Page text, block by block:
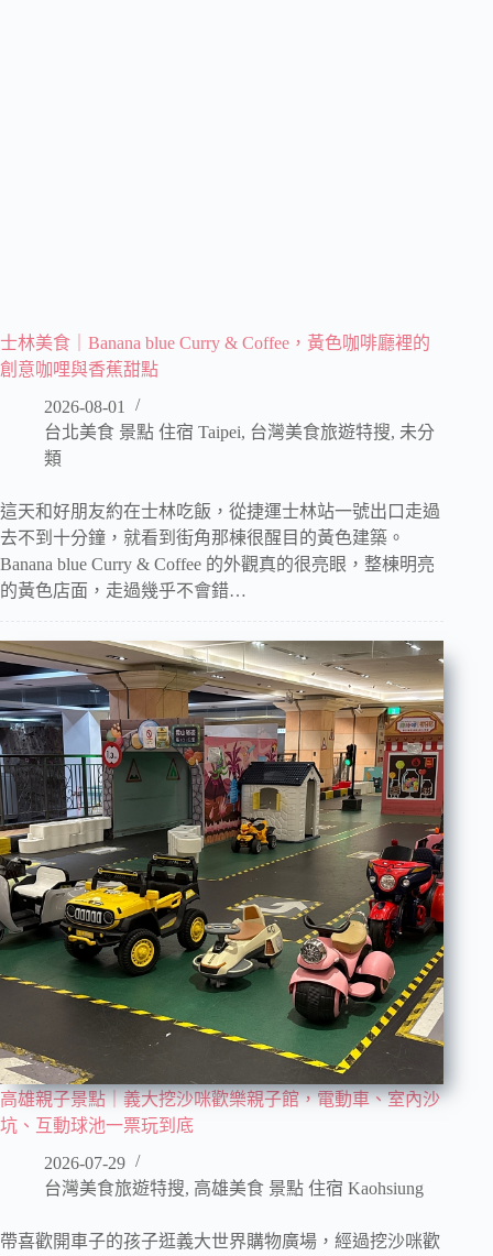
士林美食｜Banana blue Curry & Coffee，黃色咖啡廳裡的
創意咖哩與香蕉甜點
2026-08-01
台北美食 景點 住宿 Taipei, 台灣美食旅遊特搜, 未分
類
這天和好朋友約在士林吃飯，從捷運士林站一號出口走過
去不到十分鐘，就看到街角那棟很醒目的黃色建築。
Banana blue Curry & Coffee 的外觀真的很亮眼，整棟明亮
的黃色店面，走過幾乎不會錯…
高雄親子景點｜義大挖沙咪歡樂親子館，電動車、室內沙
坑、互動球池一票玩到底
2026-07-29
台灣美食旅遊特搜, 高雄美食 景點 住宿 Kaohsiung
帶喜歡開車子的孩子逛義大世界購物廣場，經過挖沙咪歡